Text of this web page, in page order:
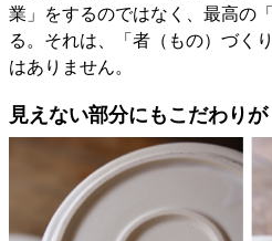
業」をするのではなく、最高の
る。それは、「者（もの）づく
はありません。
見えない部分にもこだわりが